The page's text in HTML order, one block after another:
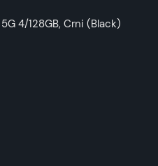
4/128GB, Crni (Black)